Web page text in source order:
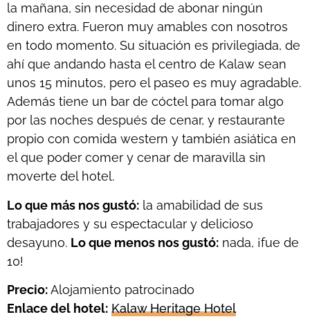
la mañana, sin necesidad de abonar ningún
dinero extra. Fueron muy amables con nosotros
en todo momento. Su situación es privilegiada, de
ahí que andando hasta el centro de Kalaw sean
unos 15 minutos, pero el paseo es muy agradable.
Además tiene un bar de cóctel para tomar algo
por las noches después de cenar, y restaurante
propio con comida western y también asiática en
el que poder comer y cenar de maravilla sin
moverte del hotel.
Lo que más nos gustó: la amabilidad de sus
trabajadores y su espectacular y delicioso
desayuno. Lo que menos nos gustó: nada, ¡fue de
10!
Precio:Alojamiento patrocinado
Enlace del hotel: Kalaw Heritage Hotel